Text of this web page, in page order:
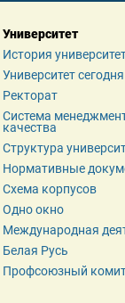
Университет
История
Университет сегодня
Ректорат
Система
качества
Структура
Нормативные
Схема корпусов
Одно окно
Международная
Белая Русь
Профсоюзный